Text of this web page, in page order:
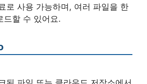
로 사용 가능하며, 여러 파일을 한
드할 수 있어요.